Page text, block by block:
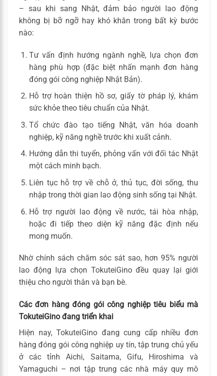
– sau khi sang Nhật, đảm bảo người lao động
không bị bỡ ngỡ hay khó khăn trong bất kỳ bước
nào:
Tư vấn định hướng ngành nghề, lựa chọn đơn
hàng phù hợp (đặc biệt nhấn mạnh đơn hàng
đóng gói công nghiệp Nhật Bản).
Hỗ trợ hoàn thiện hồ sơ, giấy tờ pháp lý, khám
sức khỏe theo tiêu chuẩn của Nhật.
Tổ chức đào tạo tiếng Nhật, văn hóa doanh
nghiệp, kỹ năng nghề trước khi xuất cảnh.
Hướng dẫn thi tuyển, phỏng vấn với đối tác Nhật
một cách minh bạch.
Liên tục hỗ trợ về chỗ ở, thủ tục, đời sống, thu
nhập trong thời gian lao động sinh sống tại Nhật.
Hỗ trợ người lao động về nước, tái hòa nhập,
hoặc đi tiếp theo diện kỹ năng đặc định nếu
mong muốn.
Nhờ chính sách chăm sóc sát sao, hơn 95% người
lao động lựa chọn TokuteiGino đều quay lại giới
thiệu cho người thân và bạn bè.
Các đơn hàng đóng gói công nghiệp tiêu biểu mà
TokuteiGino đang triển khai
Hiện nay, TokuteiGino đang cung cấp nhiều đơn
hàng đóng gói công nghiệp uy tín, tập trung chủ yếu
ở các tỉnh Aichi, Saitama, Gifu, Hiroshima và
Yamaguchi – nơi tập trung các nhà máy quy mô